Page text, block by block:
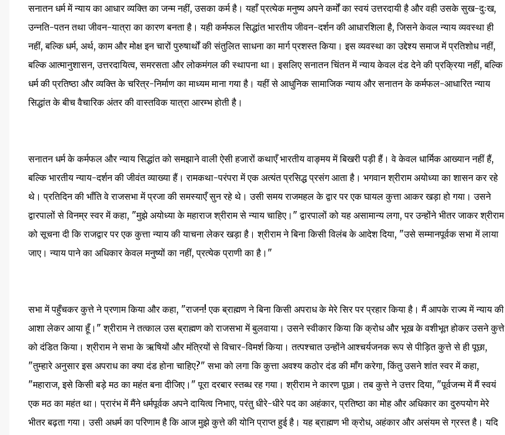
सनातन धर्म में न्याय का आधार व्यक्ति का जन्म नहीं, उसका कर्म है। यहाँ प्रत्येक मनुष्य अपने कर्मों का स्वयं उत्तरदायी है और वही उसके सुख-दुःख,
उन्नति-पतन तथा जीवन-यात्रा का कारण बनता है। यही कर्मफल सिद्धांत भारतीय जीवन-दर्शन की आधारशिला है, जिसने केवल न्याय व्यवस्था ही
नहीं, बल्कि धर्म, अर्थ, काम और मोक्ष इन चारों पुरुषार्थों की संतुलित साधना का मार्ग प्रशस्त किया। इस व्यवस्था का उद्देश्य समाज में प्रतिशोध नहीं,
बल्कि आत्मानुशासन, उत्तरदायित्व, समरसता और लोकमंगल की स्थापना था। इसलिए सनातन चिंतन में न्याय केवल दंड देने की प्रक्रिया नहीं, बल्कि
धर्म की प्रतिष्ठा और व्यक्ति के चरित्र-निर्माण का माध्यम माना गया है। यहीं से आधुनिक सामाजिक न्याय और सनातन के कर्मफल-आधारित न्याय
सिद्धांत के बीच वैचारिक अंतर की वास्तविक यात्रा आरम्भ होती है।
सनातन धर्म के कर्मफल और न्याय सिद्धांत को समझाने वाली ऐसी हजारों कथाएँ भारतीय वाङ्मय में बिखरी पड़ी हैं। वे केवल धार्मिक आख्यान नहीं हैं,
बल्कि भारतीय न्याय-दर्शन की जीवंत व्याख्या हैं। रामकथा-परंपरा में एक अत्यंत प्रसिद्ध प्रसंग आता है। भगवान श्रीराम अयोध्या का शासन कर रहे
थे। प्रतिदिन की भाँति वे राजसभा में प्रजा की समस्याएँ सुन रहे थे। उसी समय राजमहल के द्वार पर एक घायल कुत्ता आकर खड़ा हो गया। उसने
द्वारपालों से विनम्र स्वर में कहा, "मुझे अयोध्या के महाराज श्रीराम से न्याय चाहिए।" द्वारपालों को यह असामान्य लगा, पर उन्होंने भीतर जाकर श्रीराम
को सूचना दी कि राजद्वार पर एक कुत्ता न्याय की याचना लेकर खड़ा है। श्रीराम ने बिना किसी विलंब के आदेश दिया, "उसे सम्मानपूर्वक सभा में लाया
जाए। न्याय पाने का अधिकार केवल मनुष्यों का नहीं, प्रत्येक प्राणी का है।"
सभा में पहुँचकर कुत्ते ने प्रणाम किया और कहा, "राजन! एक ब्राह्मण ने बिना किसी अपराध के मेरे सिर पर प्रहार किया है। मैं आपके राज्य में न्याय की
आशा लेकर आया हूँ।" श्रीराम ने तत्काल उस ब्राह्मण को राजसभा में बुलवाया। उसने स्वीकार किया कि क्रोध और भूख के वशीभूत होकर उसने कुत्ते
को दंडित किया। श्रीराम ने सभा के ऋषियों और मंत्रियों से विचार-विमर्श किया। तत्पश्चात उन्होंने आश्चर्यजनक रूप से पीड़ित कुत्ते से ही पूछा,
"तुम्हारे अनुसार इस अपराध का क्या दंड होना चाहिए?" सभा को लगा कि कुत्ता अवश्य कठोर दंड की माँग करेगा, किंतु उसने शांत स्वर में कहा,
"महाराज, इसे किसी बड़े मठ का महंत बना दीजिए।" पूरा दरबार स्तब्ध रह गया। श्रीराम ने कारण पूछा। तब कुत्ते ने उत्तर दिया, "पूर्वजन्म में मैं स्वयं
एक मठ का महंत था। प्रारंभ में मैंने धर्मपूर्वक अपने दायित्व निभाए, परंतु धीरे-धीरे पद का अहंकार, प्रतिष्ठा का मोह और अधिकार का दुरुपयोग मेरे
भीतर बढ़ता गया। उसी अधर्म का परिणाम है कि आज मुझे कुत्ते की योनि प्राप्त हुई है। यह ब्राह्मण भी क्रोध, अहंकार और असंयम से ग्रस्त है। यदि